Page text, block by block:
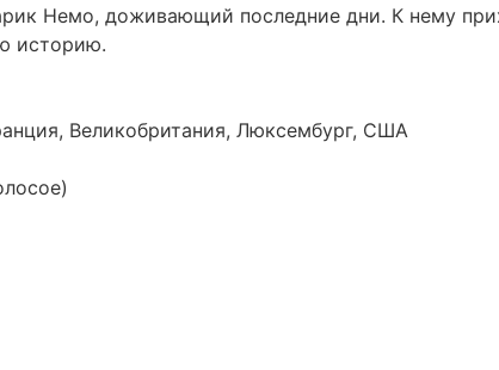
Немо, доживающий последние дни. К нему
историю.
Великобритания, Люксембург, США